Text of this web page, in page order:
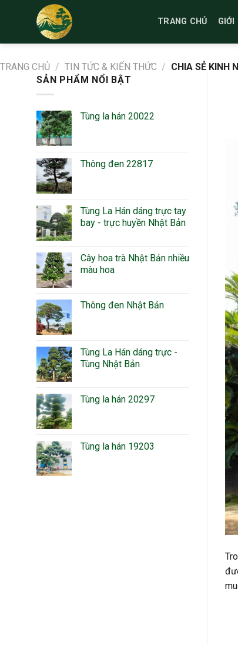
TRANG CHỦ GIỚI
TRANG CHỦ / TIN TỨC & KIẾN THỨC / CHIA SẺ KINH
SẢN PHẨM NỔI BẬT
Tùng la hán 20022
Thông đen 22817
Tùng La Hán dáng trực tay
bay - trực huyền Nhật Bản
Cây hoa trà Nhật Bản nhiều
màu hoa
Thông đen Nhật Bản
Tùng La Hán dáng trực -
Tùng Nhật Bản
Tùng la hán 20297
Tùng la hán 19203